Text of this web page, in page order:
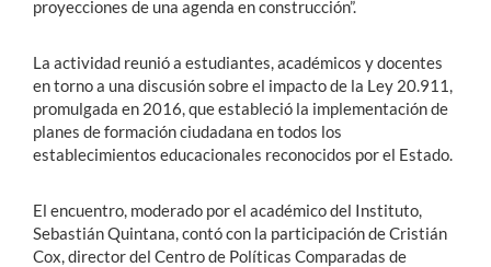
proyecciones de una agenda en construcción”.
La actividad reunió a estudiantes, académicos y docentes
en torno a una discusión sobre el impacto de la Ley 20.911,
promulgada en 2016, que estableció la implementación de
planes de formación ciudadana en todos los
establecimientos educacionales reconocidos por el Estado.
El encuentro, moderado por el académico del Instituto,
Sebastián Quintana, contó con la participación de Cristián
Cox, director del Centro de Políticas Comparadas de